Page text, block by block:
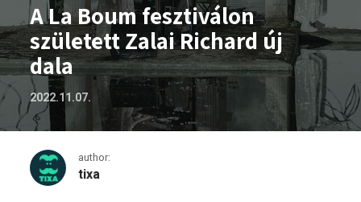
A La Boum fesztiválon
született Zalai Richard új
dala
2022.11.07.
author:
tixa